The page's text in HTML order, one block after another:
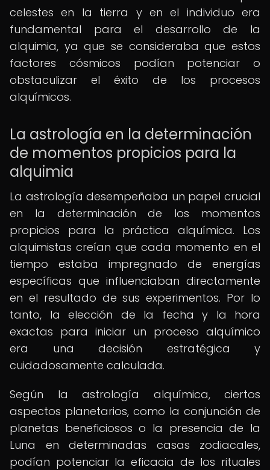
celestes en la tierra y en el individuo era
fundamental para el desarrollo de la
alquimia, ya que se consideraba que estos
factores cósmicos podían potenciar o
obstaculizar el éxito de los procesos
alquímicos.
La astrología en la determinación
de momentos propicios para la
alquimia
La astrología desempeñaba un papel crucial
en la determinación de los momentos
propicios para la práctica alquímica. Los
alquimistas creían que cada momento en el
tiempo estaba impregnado de energías
específicas que influenciaban directamente
en el resultado de sus experimentos. Por lo
tanto, la elección de la fecha y la hora
exactas para iniciar un proceso alquímico
era una decisión estratégica y
cuidadosamente calculada.
Según la astrología alquímica, ciertos
aspectos planetarios, como la conjunción de
planetas beneficiosos o la presencia de la
Luna en determinadas casas zodiacales,
podían potenciar la eficacia de los rituales